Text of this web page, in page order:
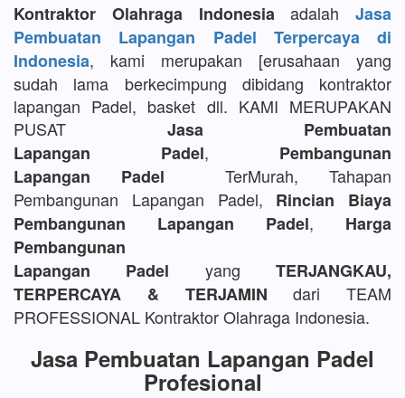
Kontraktor Olahraga Indonesia adalah Jasa
Pembuatan Lapangan Padel Terpercaya di
Indonesia, kami merupakan [erusahaan yang
sudah lama berkecimpung dibidang kontraktor
lapangan Padel, basket dll. KAMI MERUPAKAN
PUSAT Jasa Pembuatan
Lapangan Padel, Pembangunan
Lapangan Padel TerMurah, Tahapan
Pembangunan Lapangan Padel, Rincian Biaya
Pembangunan Lapangan Padel, Harga
Pembangunan
Lapangan Padel yangTERJANGKAU,
TERPERCAYA & TERJAMIN dari TEAM
PROFESSIONAL Kontraktor Olahraga Indonesia.
Jasa Pembuatan Lapangan Padel
Profesional